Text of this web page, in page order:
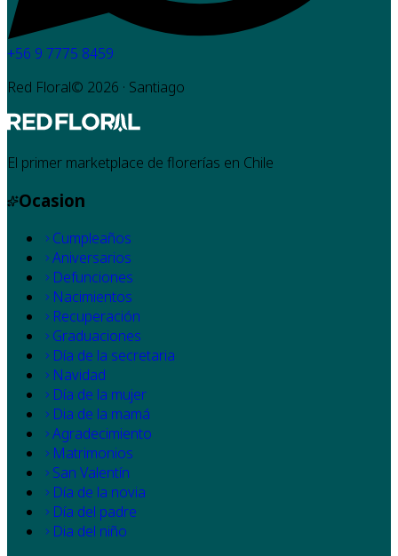
+56 9 7775 8459
Red Floral© 2026 · Santiago
El primer marketplace de florerías en Chile
Ocasion
Cumpleaños
Aniversarios
Defunciones
Nacimientos
Recuperación
Graduaciones
Día de la secretaria
Navidad
Día de la mujer
Dia de la mamá
Agradecimiento
Matrimonios
San Valentín
Día de la novia
Día del padre
Dia del niño